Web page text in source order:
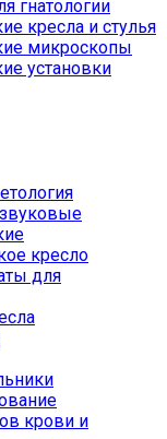
гнатологии
кресла и стулья
микроскопы
установки
кресло
для
крови и